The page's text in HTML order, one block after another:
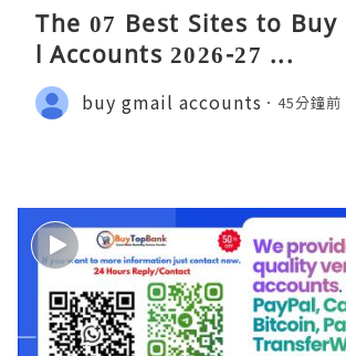
The 07 Best Sites to Buy
l Accounts 2026-27 ...
buy gmail accounts 45分鐘前